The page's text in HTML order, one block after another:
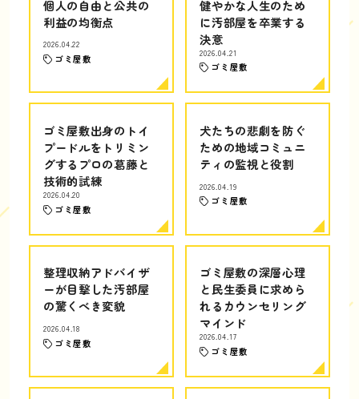
個人の自由と公共の
利益の均衡点
2026.04.22
ゴミ屋敷
健やかな人生のため
に汚部屋を卒業する
決意
2026.04.21
ゴミ屋敷
ゴミ屋敷出身のトイ
プードルをトリミン
グするプロの葛藤と
技術的試練
2026.04.20
ゴミ屋敷
犬たちの悲劇を防ぐ
ための地域コミュニ
ティの監視と役割
2026.04.19
ゴミ屋敷
整理収納アドバイザ
ーが目撃した汚部屋
の驚くべき変貌
2026.04.18
ゴミ屋敷
ゴミ屋敷の深層心理
と民生委員に求めら
れるカウンセリング
マインド
2026.04.17
ゴミ屋敷